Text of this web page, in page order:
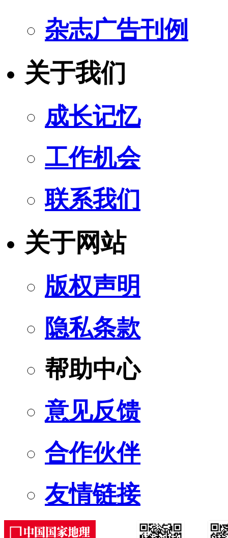
杂志广告刊例
关于我们
成长记忆
工作机会
联系我们
关于网站
版权声明
隐私条款
帮助中心
意见反馈
合作伙伴
友情链接